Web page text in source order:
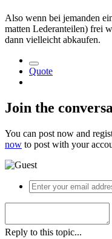
Also wenn bei jemanden
matten Lederanteilen) frei
dann vielleicht abkaufen.
Quote
Join the
You can post now and
now to post with your
Reply to this topic...